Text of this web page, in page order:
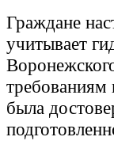
Граждане
учитывает
была